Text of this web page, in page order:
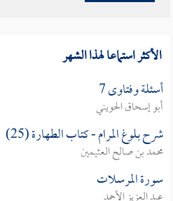
الأكثر استماعا لهذا الشهر
أسئلة وفتاوى 7
أبو إسحاق الحويني
شرح بلوغ المرام - كتاب الطهارة (25)
محمد بن صالح العثيمين
سورة المرسلات